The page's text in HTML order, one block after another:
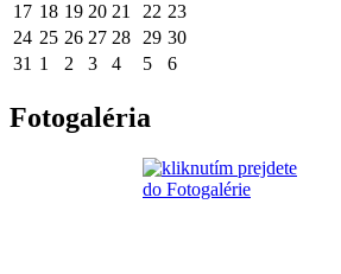
17 18 19 20 21 22 23
24 25 26 27 28 29 30
31 1 2 3 4 5 6
Fotogaléria